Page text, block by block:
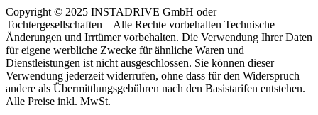
Copyright © 2025 INSTADRIVE GmbH oder
Tochtergesellschaften – Alle Rechte vorbehalten Technische
Änderungen und Irrtümer vorbehalten. Die Verwendung Ihrer Daten
für eigene werbliche Zwecke für ähnliche Waren und
Dienstleistungen ist nicht ausgeschlossen. Sie können dieser
Verwendung jederzeit widerrufen, ohne dass für den Widerspruch
andere als Übermittlungsgebühren nach den Basistarifen entstehen.
Alle Preise inkl. MwSt.